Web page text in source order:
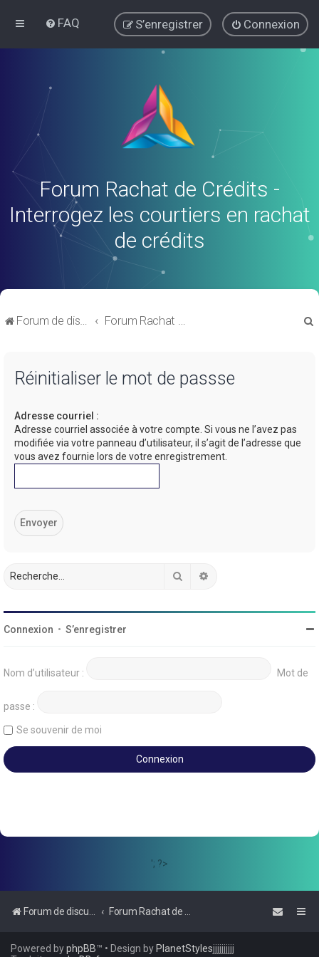
FAQ Connexion
S’enregistrer
Forum Rachat de Crédits -
Interrogez les courtiers en rachat
de crédits
Forum de discussions sur le Regroupement de Crédits et le Rachat de Crédits Forum Rachat de Crédits
Réinitialiser le mot de passse
Adresse courriel :
Adresse courriel associée à votre compte. Si vous ne l’avez pas
modifiée via votre panneau d’utilisateur, il s’agit de l’adresse que
vous avez fournie lors de votre enregistrement.
Rechercher
Connexion • S’enregistrer
Nom d’utilisateur : Mot de
passe :
Se souvenir de moi
'; ?>
Forum de discussions sur le Regroupement de Crédits et le Rachat de Crédits
Powered byphpBB™ • Design byPlanetStylesjjjjjjjjjj